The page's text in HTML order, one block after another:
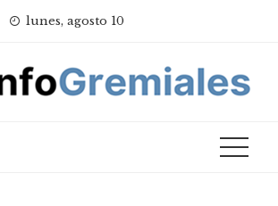
lunes, agosto 10